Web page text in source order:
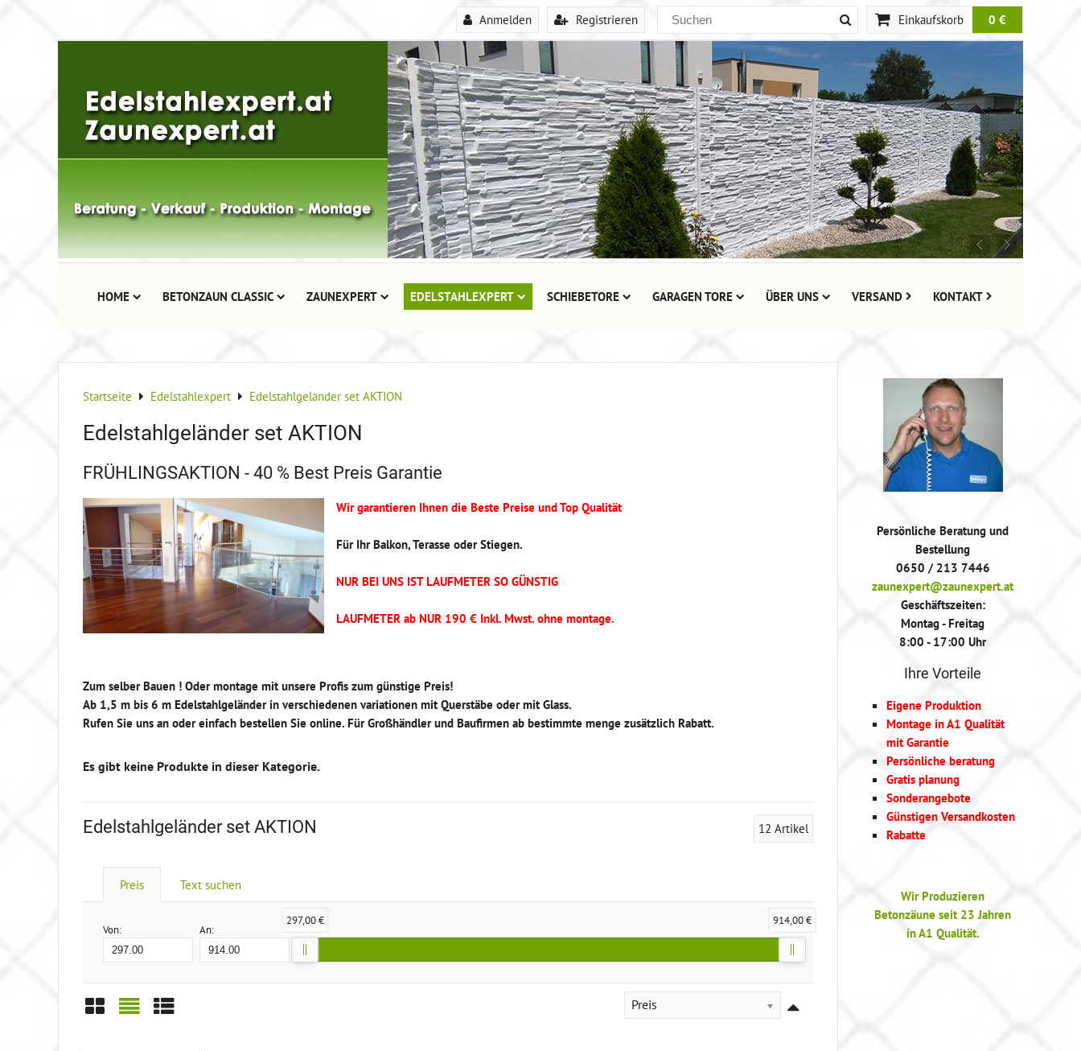
Anmelden Registrieren Einkaufskorb 0 €
HOME BETONZAUN CLASSIC ZAUNEXPERT EDELSTAHLEXPERT SCHIEBETORE GARAGEN TORE ÜBER UNS VERSAND KONTAKT
Startseite Edelstahlexpert Edelstahlgeländer set AKTION
Edelstahlgeländer set AKTION
FRÜHLINGSAKTION - 40 % Best Preis Garantie
Wir garantieren Ihnen die Beste Preise und Top Qualität
Für Ihr Balkon, Terasse oder Stiegen.
NUR BEI UNS IST LAUFMETER SO GÜNSTIG
LAUFMETER ab NUR 190 € Inkl. Mwst. ohne montage.
Zum selber Bauen ! Oder montage mit unsere Profis zum günstige Preis!
Ab 1,5 m bis 6 m Edelstahlgeländer in verschiedenen variationen mit Querstäbe oder mit Glass.
Rufen Sie uns an oder einfach bestellen Sie online. Für Großhändler und Baufirmen ab bestimmte menge zusätzlich Rabatt.
Edelstahlgeländer set AKTION 12 Artikel
Preis Text suchen
Von: An:
297,00 € 914,00 €
Preis
Persönliche Beratung und
Bestellung
0650 / 213 7446
zaunexpert@zaunexpert.at
Geschäftszeiten:
Montag - Freitag
8:00 - 17:00 Uhr
Ihre Vorteile
Eigene Produktion
Montage in A1 Qualität
mit Garantie
Persönliche beratung
Gratis planung
Sonderangebote
Günstigen Versandkosten
Rabatte
Wir Produzieren
Betonzäune seit 23 Jahren
in A1 Qualität.